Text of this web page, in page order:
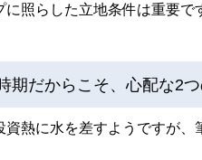
に照らした立地条件は重要で
期だからこそ、心配な2つ
資熱に水を差すようですが、